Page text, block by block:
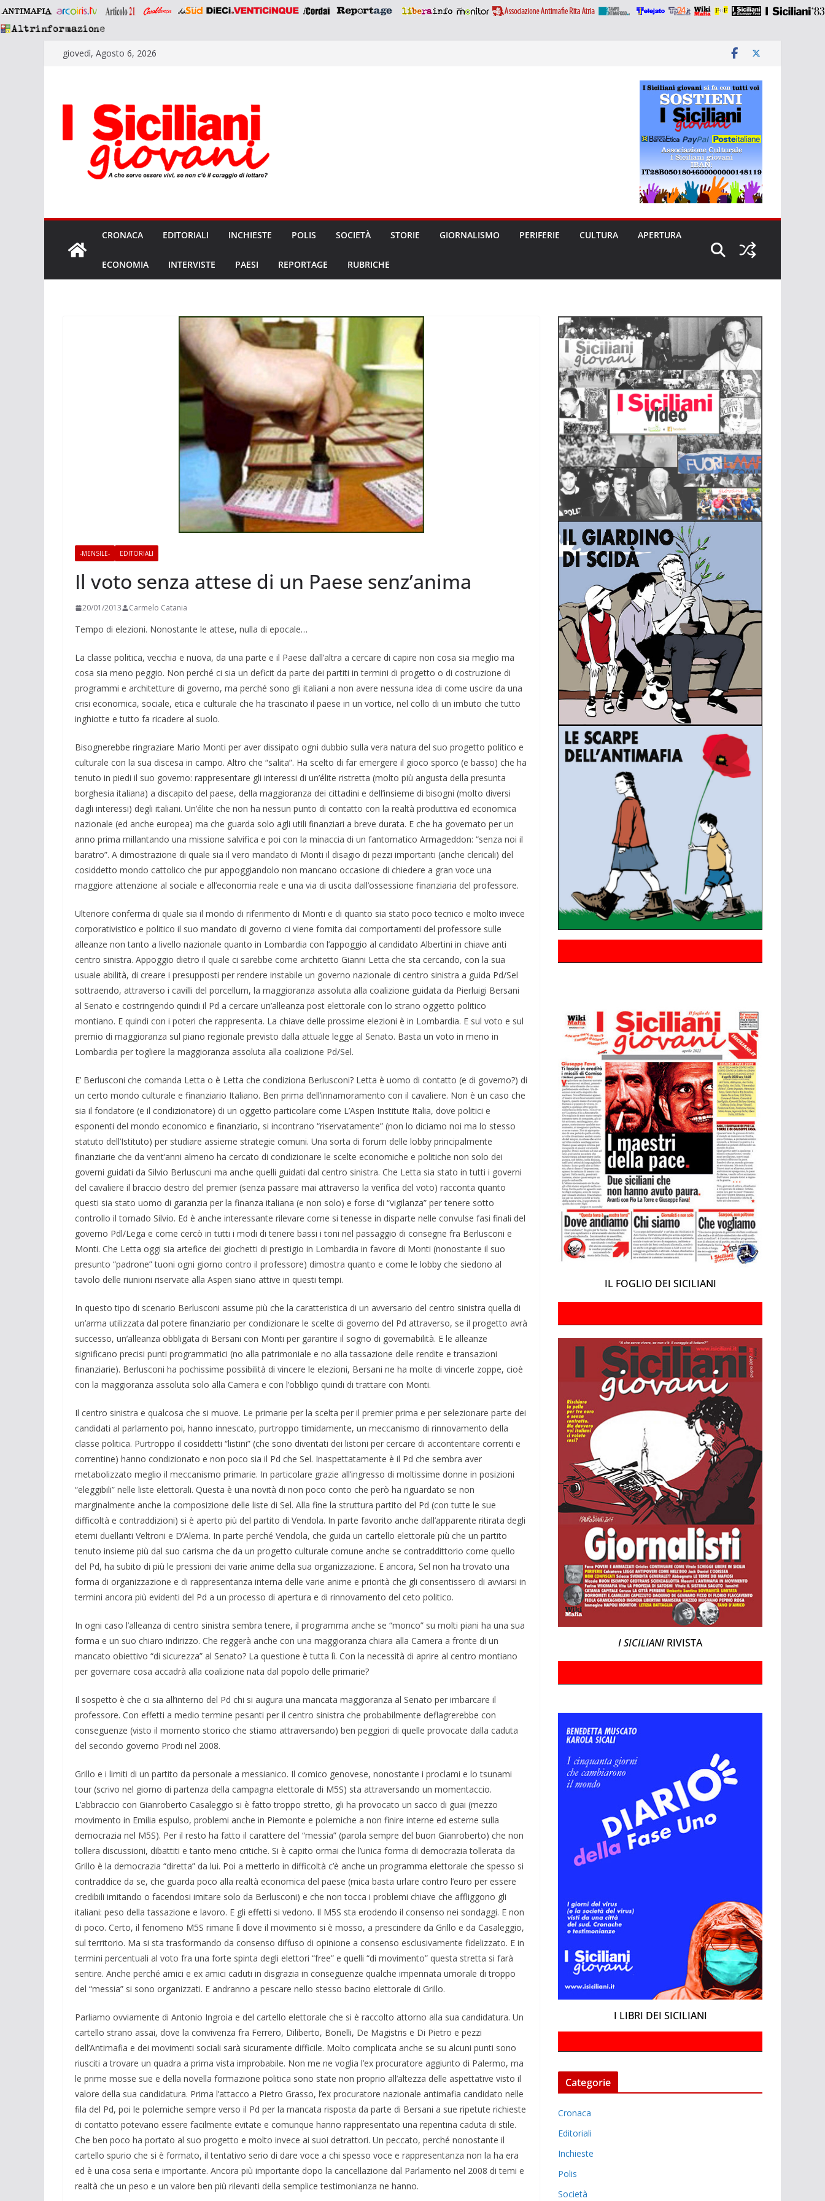
Saltagiovedì, Agosto 6, 2026
CRONACA EDITORIALI INCHIESTE POLIS SOCIETÀ STORIE GIORNALISMO PERIFERIE CULTURA APERTURA
ECONOMIA INTERVISTE PAESI REPORTAGE RUBRICHE
-MENSILE- EDITORIALI
Il voto senza attese di un Paese senz’anima
20/01/2013 Carmelo Catania
Tempo di elezioni. Nonostante le attese, nulla di epocale…
La classe politica, vecchia e nuova, da una parte e il Paese dall’altra a cercare di capire non cosa sia meglio ma
cosa sia meno peggio. Non perché ci sia un deficit da parte dei partiti in termini di progetto o di costruzione di
programmi e architetture di governo, ma perché sono gli italiani a non avere nessuna idea di come uscire da una
crisi economica, sociale, etica e culturale che ha trascinato il paese in un vortice, nel collo di un imbuto che tutto
inghiotte e tutto fa ricadere al suolo.
Bisognerebbe ringraziare Mario Monti per aver dissipato ogni dubbio sulla vera natura del suo progetto politico e
culturale con la sua discesa in campo. Altro che “salita”. Ha scelto di far emergere il gioco sporco (e basso) che ha
tenuto in piedi il suo governo: rappresentare gli interessi di un’élite ristretta (molto più angusta della presunta
borghesia italiana) a discapito del paese, della maggioranza dei cittadini e dell’insieme di bisogni (molto diversi
dagli interessi) degli italiani. Un’élite che non ha nessun punto di contatto con la realtà produttiva ed economica
nazionale (ed anche europea) ma che guarda solo agli utili finanziari a breve durata. E che ha governato per un
anno prima millantando una missione salvifica e poi con la minaccia di un fantomatico Armageddon: “senza noi il
baratro”. A dimostrazione di quale sia il vero mandato di Monti il disagio di pezzi importanti (anche clericali) del
cosiddetto mondo cattolico che pur appoggiandolo non mancano occasione di chiedere a gran voce una
maggiore attenzione al sociale e all’economia reale e una via di uscita dall’ossessione finanziaria del professore.
Ulteriore conferma di quale sia il mondo di riferimento di Monti e di quanto sia stato poco tecnico e molto invece
corporativistico e politico il suo mandato di governo ci viene fornita dai comportamenti del professore sulle
alleanze non tanto a livello nazionale quanto in Lombardia con l’appoggio al candidato Albertini in chiave anti
centro sinistra. Appoggio dietro il quale ci sarebbe come architetto Gianni Letta che sta cercando, con la sua
usuale abilità, di creare i presupposti per rendere instabile un governo nazionale di centro sinistra a guida Pd/Sel
sottraendo, attraverso i cavilli del porcellum, la maggioranza assoluta alla coalizione guidata da Pierluigi Bersani
al Senato e costringendo quindi il Pd a cercare un’alleanza post elettorale con lo strano oggetto politico
montiano. E quindi con i poteri che rappresenta. La chiave delle prossime elezioni è in Lombardia. E sul voto e sul
premio di maggioranza sul piano regionale previsto dalla attuale legge al Senato. Basta un voto in meno in
Lombardia per togliere la maggioranza assoluta alla coalizione Pd/Sel.
E’ Berlusconi che comanda Letta o è Letta che condiziona Berlusconi? Letta è uomo di contatto (e di governo?) di
un certo mondo culturale e finanziario Italiano. Ben prima dell’innamoramento con il cavaliere. Non è un caso che
sia il fondatore (e il condizionatore) di un oggetto particolare come L’Aspen Institute Italia, dove politici e
esponenti del mondo economico e finanziario, si incontrano “riservatamente” (non lo diciamo noi ma lo stesso
statuto dell’Istituto) per studiare assieme strategie comuni. Una sorta di forum delle lobby principalmente
finanziarie che da vent’anni almeno ha cercato di condizionare le scelte economiche e politiche non solo dei
governi guidati da Silvio Berluscuni ma anche quelli guidati dal centro sinistra. Che Letta sia stato in tutti i governi
del cavaliere il braccio destro del premier (senza passare mai attraverso la verifica del voto) racconta quanto
questi sia stato uomo di garanzia per la finanza italiana (e non solo) e forse di “vigilanza” per tenere sotto
controllo il tornado Silvio. Ed è anche interessante rilevare come si tenesse in disparte nelle convulse fasi finali del
governo Pdl/Lega e come cercò in tutti i modi di tenere bassi i toni nel passaggio di consegne fra Berlusconi e
Monti. Che Letta oggi sia artefice dei giochetti di prestigio in Lombardia in favore di Monti (nonostante il suo
presunto “padrone” tuoni ogni giorno contro il professore) dimostra quanto e come le lobby che siedono al
tavolo delle riunioni riservate alla Aspen siano attive in questi tempi.
In questo tipo di scenario Berlusconi assume più che la caratteristica di un avversario del centro sinistra quella di
un’arma utilizzata dal potere finanziario per condizionare le scelte di governo del Pd attraverso, se il progetto avrà
successo, un’alleanza obbligata di Bersani con Monti per garantire il sogno di governabilità. E le alleanze
significano precisi punti programmatici (no alla patrimoniale e no alla tassazione delle rendite e transazioni
finanziarie). Berlusconi ha pochissime possibilità di vincere le elezioni, Bersani ne ha molte di vincerle zoppe, cioè
con la maggioranza assoluta solo alla Camera e con l’obbligo quindi di trattare con Monti.
Il centro sinistra e qualcosa che si muove. Le primarie per la scelta per il premier prima e per selezionare parte dei
candidati al parlamento poi, hanno innescato, purtroppo timidamente, un meccanismo di rinnovamento della
classe politica. Purtroppo il cosiddetti “listini” (che sono diventati dei listoni per cercare di accontentare correnti e
correntine) hanno condizionato e non poco sia il Pd che Sel. Inaspettatamente è il Pd che sembra aver
metabolizzato meglio il meccanismo primarie. In particolare grazie all’ingresso di moltissime donne in posizioni
“eleggibili” nelle liste elettorali. Questa è una novità di non poco conto che però ha riguardato se non
marginalmente anche la composizione delle liste di Sel. Alla fine la struttura partito del Pd (con tutte le sue
difficoltà e contraddizioni) si è aperto più del partito di Vendola. In parte favorito anche dall’apparente ritirata degli
eterni duellanti Veltroni e D’Alema. In parte perché Vendola, che guida un cartello elettorale più che un partito
tenuto insieme più dal suo carisma che da un progetto culturale comune anche se contraddittorio come quello
del Pd, ha subito di più le pressioni dei varie anime della sua organizzazione. E ancora, Sel non ha trovato una
forma di organizzazione e di rappresentanza interna delle varie anime e priorità che gli consentissero di avviarsi in
termini ancora più evidenti del Pd a un processo di apertura e di rinnovamento del ceto politico.
In ogni caso l’alleanza di centro sinistra sembra tenere, il programma anche se “monco” su molti piani ha una sua
forma e un suo chiaro indirizzo. Che reggerà anche con una maggioranza chiara alla Camera a fronte di un
mancato obiettivo “di sicurezza” al Senato? La questione è tutta lì. Con la necessità di aprire al centro montiano
per governare cosa accadrà alla coalizione nata dal popolo delle primarie?
Il sospetto è che ci sia all’interno del Pd chi si augura una mancata maggioranza al Senato per imbarcare il
professore. Con effetti a medio termine pesanti per il centro sinistra che probabilmente deflagrerebbe con
conseguenze (visto il momento storico che stiamo attraversando) ben peggiori di quelle provocate dalla caduta
del secondo governo Prodi nel 2008.
Grillo e i limiti di un partito da personale a messianico. Il comico genovese, nonostante i proclami e lo tsunami
tour (scrivo nel giorno di partenza della campagna elettorale di M5S) sta attraversando un momentaccio.
L’abbraccio con Gianroberto Casaleggio si è fatto troppo stretto, gli ha provocato un sacco di guai (mezzo
movimento in Emilia espulso, problemi anche in Piemonte e polemiche a non finire interne ed esterne sulla
democrazia nel M5S). Per il resto ha fatto il carattere del “messia” (parola sempre del buon Gianroberto) che non
tollera discussioni, dibattiti e tanto meno critiche. Si è capito ormai che l’unica forma di democrazia tollerata da
Grillo è la democrazia “diretta” da lui. Poi a metterlo in difficoltà c’è anche un programma elettorale che spesso si
contraddice da se, che guarda poco alla realtà economica del paese (mica basta urlare contro l’euro per essere
credibili imitando o facendosi imitare solo da Berlusconi) e che non tocca i problemi chiave che affliggono gli
italiani: peso della tassazione e lavoro. E gli effetti si vedono. Il M5S sta erodendo il consenso nei sondaggi. E non
di poco. Certo, il fenomeno M5S rimane lì dove il movimento si è mosso, a prescindere da Grillo e da Casaleggio,
sul territorio. Ma si sta trasformando da consenso diffuso di opinione a consenso esclusivamente fidelizzato. E in
termini percentuali al voto fra una forte spinta degli elettori “free” e quelli “di movimento” questa stretta si farà
sentire. Anche perché amici e ex amici caduti in disgrazia in conseguenze qualche impennata umorale di troppo
del “messia” si sono organizzati. E andranno a pescare nello stesso bacino elettorale di Grillo.
Parliamo ovviamente di Antonio Ingroia e del cartello elettorale che si è raccolto attorno alla sua candidatura. Un
cartello strano assai, dove la convivenza fra Ferrero, Diliberto, Bonelli, De Magistris e Di Pietro e pezzi
dell’Antimafia e dei movimenti sociali sarà sicuramente difficile. Molto complicata anche se su alcuni punti sono
riusciti a trovare un quadra a prima vista improbabile. Non me ne voglia l’ex procuratore aggiunto di Palermo, ma
le prime mosse sue e della novella formazione politica sono state non proprio all’altezza delle aspettative visto il
valore della sua candidatura. Prima l’attacco a Pietro Grasso, l’ex procuratore nazionale antimafia candidato nelle
fila del Pd, poi le polemiche sempre verso il Pd per la mancata risposta da parte di Bersani a sue ripetute richieste
di contatto potevano essere facilmente evitate e comunque hanno rappresentato una repentina caduta di stile.
Che ben poco ha portato al suo progetto e molto invece ai suoi detrattori. Un peccato, perché nonostante il
cartello spurio che si è formato, il tentativo serio di dare voce a chi spesso voce e rappresentanza non la ha era
ed è una cosa seria e importante. Ancora più importante dopo la cancellazione dal Parlamento nel 2008 di temi e
realtà che un peso e un valore ben più rilevanti della semplice testimonianza ne hanno.
IL FOGLIO DEI SICILIANI
I SICILIANI RIVISTA
I LIBRI DEI SICILIANI
Categorie
Cronaca
Editoriali
Inchieste
Polis
Società